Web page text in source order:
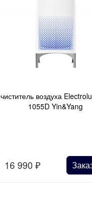
воздуха
1055D Yin&Yang
16 990 ₽